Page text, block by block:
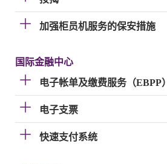
加强柜员机服务的保安措施
国际金融中心
电子帐单及缴费服务（EBPP）
电子支票
快速支付系统